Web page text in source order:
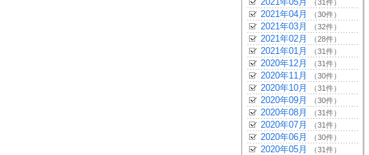
（31件）
2021年04月 （30件）
2021年03月 （32件）
2021年02月 （28件）
2021年01月 （31件）
2020年12月 （31件）
2020年11月 （30件）
2020年10月 （31件）
2020年09月 （30件）
2020年08月 （31件）
2020年07月 （31件）
2020年06月 （30件）
2020年05月 （31件）